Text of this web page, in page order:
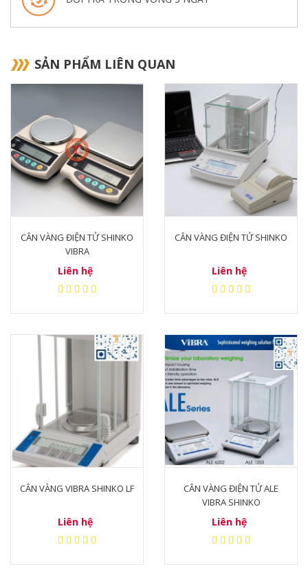
SẢN PHẨM LIÊN QUAN
CÂN VÀNG ĐIỆN TỬ SHINKO
VIBRA
Liên hệ
CÂN VÀNG ĐIỆN TỬ SHINKO
Liên hệ
CÂN VÀNG VIBRA SHINKO LF
Liên hệ
CÂN VÀNG ĐIỆN TỬ ALE
VIBRA SHINKO
Liên hệ